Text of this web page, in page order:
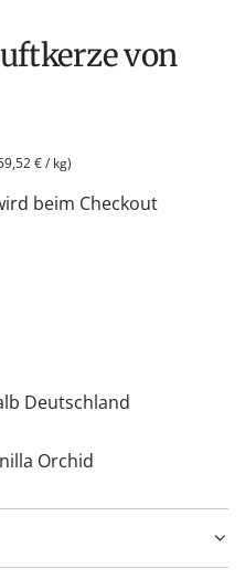
€/ kg)
beim Checkout
Deutschland
Orchid